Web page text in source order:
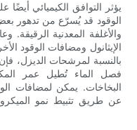
يؤثر التوافق الكيميائي
الوقود قد يُسرّع من تدهور
والأغلفة المعدنية
الإيثانول ومضافات الوقود
بالنسبة لمرشحات الديزل،
فصل الماء تُطيل عمر
البخاخات. يمكن لمضافات
عن طريق تثبيط نمو